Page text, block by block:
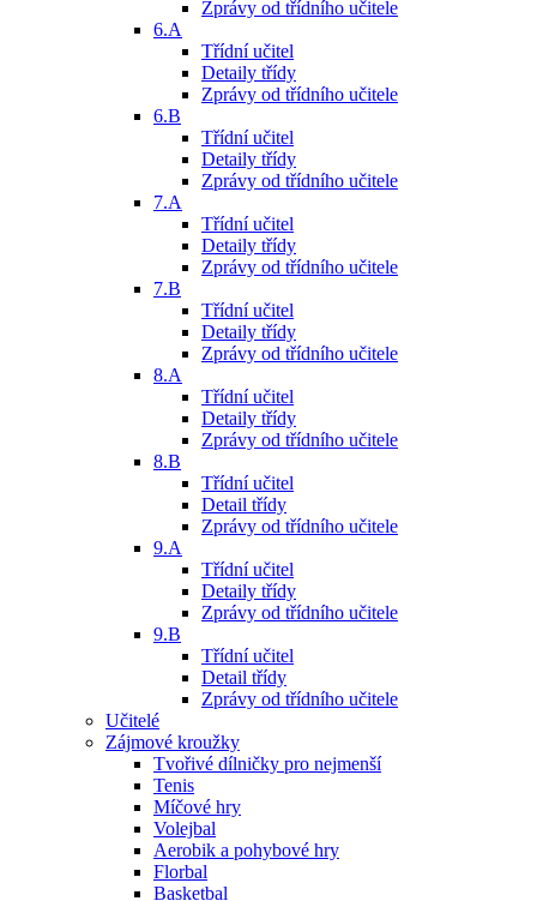
Zprávy od třídního učitele
6.A
Třídní učitel
Detaily třídy
Zprávy od třídního učitele
6.B
Třídní učitel
Detaily třídy
Zprávy od třídního učitele
7.A
Třídní učitel
Detaily třídy
Zprávy od třídního učitele
7.B
Třídní učitel
Detaily třídy
Zprávy od třídního učitele
8.A
Třídní učitel
Detaily třídy
Zprávy od třídního učitele
8.B
Třídní učitel
Detail třídy
Zprávy od třídního učitele
9.A
Třídní učitel
Detaily třídy
Zprávy od třídního učitele
9.B
Třídní učitel
Detail třídy
Zprávy od třídního učitele
Učitelé
Zájmové kroužky
Tvořivé dílničky pro nejmenší
Tenis
Míčové hry
Volejbal
Aerobik a pohybové hry
Florbal
Basketbal